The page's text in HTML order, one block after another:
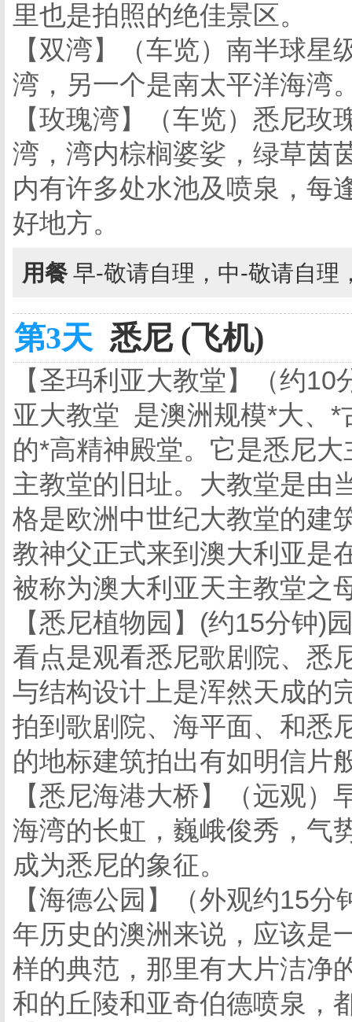
里也是拍照的绝佳景区。
【双湾】（车览）南半球
湾，另一个是南太平洋海湾
【玫瑰湾】（车览）悉尼
湾，湾内棕榈婆娑，绿草茵
内有许多处水池及喷泉，每
好地方。
用餐 早-敬请自理，中-敬请自理
第3天 悉尼 (飞机)
【圣玛利亚大教堂】（约
亚大教堂 是澳洲规模*大、*
的*高精神殿堂。它是悉尼
主教堂的旧址。大教堂是由
格是欧洲中世纪大教堂的建
教神父正式来到澳大利亚是
被称为澳大利亚天主教堂之
【悉尼植物园】(约15分钟)
看点是观看悉尼歌剧院、悉
与结构设计上是浑然天成的
拍到歌剧院、海平面、和悉
的地标建筑拍出有如明信片
【悉尼海港大桥】（远观
海湾的长虹，巍峨俊秀，气
成为悉尼的象征。
【海德公园】（外观约15
年历史的澳洲来说，应该是
样的典范，那里有大片洁净
和的丘陵和亚奇伯德喷泉，